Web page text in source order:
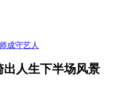
成守艺人
人生下半场风景